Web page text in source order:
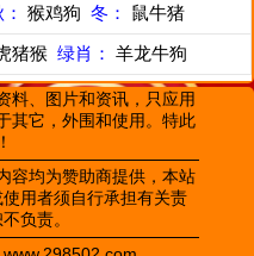
猴鸡狗 冬： 鼠牛猪
猪猴 绿肖： 羊龙牛狗
料、图片和资讯，只应用
其它，外围和使用。特此
容均为赞助商提供，本站
用者须自行承担有关责
负责。